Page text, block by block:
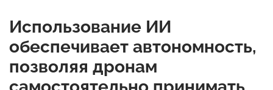
Использование ИИ
обеспечивает автономность,
позволяя дронам